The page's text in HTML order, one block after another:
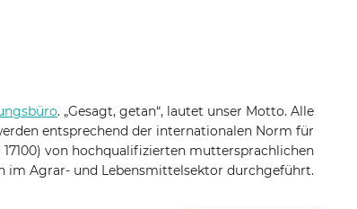
. „Gesagt, getan“, lautet unser Motto. Alle
entsprechend der internationalen Norm für
von hochqualifizierten muttersprachlichen
im Agrar- und Lebensmittelsektor durchgeführt.